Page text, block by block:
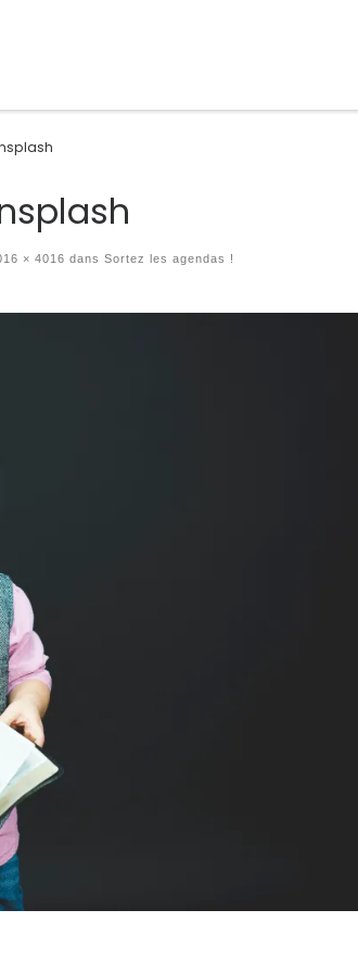
× 4016 dans Sortez les agendas !